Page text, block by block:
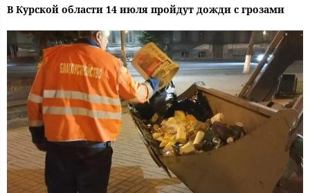
В Курской области 14 июля пройдут дожди с грозами